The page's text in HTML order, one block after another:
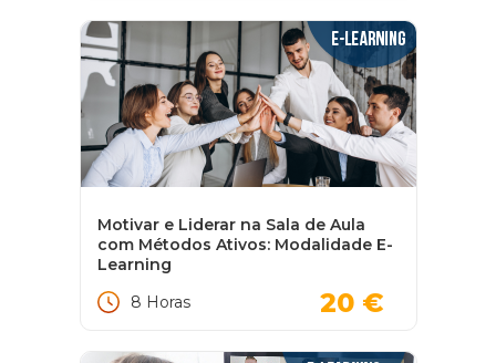
Motivar e Liderar na Sala de Aula
com Métodos Ativos: Modalidade E-
Learning
8 Horas
20 €